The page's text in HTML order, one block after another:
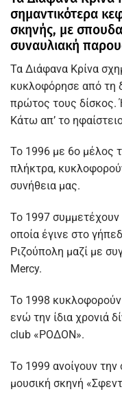
σημαντικότερα
σκηνής, με
συναυλιακή
Τα Διάφανα Κρίνα
κυκλοφόρησε από τη
πρώτος τους δίσκος.
Κάτω απ’ το
Το 1996 με 6ο μέλος
πλήκτρα,
συνήθεια μας.
Το 1997 συμμετέχουν
οποία έγινε στο
Ριζούπολη μαζί με
Mercy.
Το 1998 κυκλοφορούν
ενώ την ίδια χρονιά
club «ΡΟΔΟΝ».
Το 1999 ανοίγουν
μουσική σκηνή